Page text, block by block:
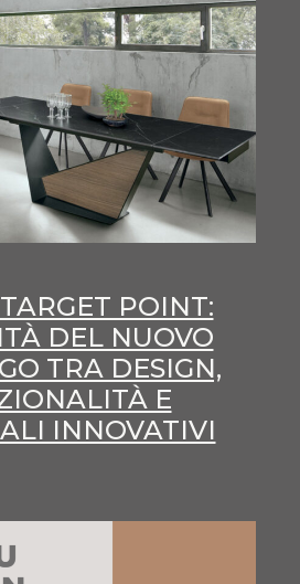
POINT:
DEL NUOVO
TRA DESIGN,
E
INNOVATIVI